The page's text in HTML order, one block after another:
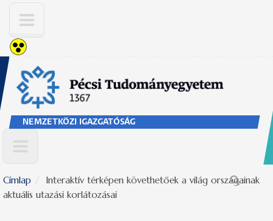
NEMZETKÖZI IGAZGATÓSÁG
Keresés űrlap
Címlap
Interaktív térképen követhetőek a világ országainak
aktuális utazási korlátozásai